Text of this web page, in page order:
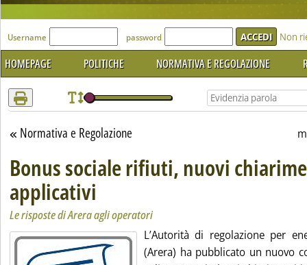
'Modulo Login per accedere'
Username password Non
HOMEPAGE POLITICHE NORMATIVA E REGOLAZIONE
Torna alla sezione
Normativa e Regolazione
Bonus sociale rifiuti, nuovi
applicativi
Le risposte di Arera agli operatori
L’Autorità di regolazione per
(Arera) ha pubblicato un nuovo